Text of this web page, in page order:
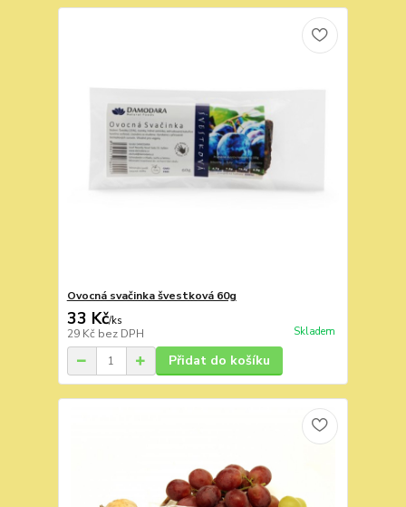
Ovocná svačinka švestková 60g
33 Kč/ks
29 Kč bez DPH Skladem
Přidat do košíku